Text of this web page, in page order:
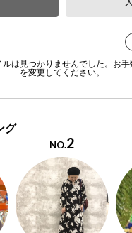
は見つかりませんでした。お
を変更してください。
グ
NO.2